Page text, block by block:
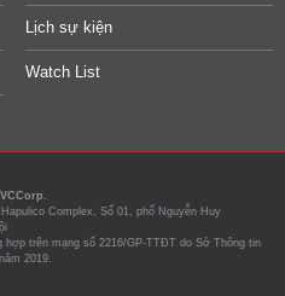
Lịch sự kiện
Watch List
Complex, Số 01, phố Nguyễn Huy
trên mạng số 2216/GP-TTĐT do Sở Thông tin
2019.